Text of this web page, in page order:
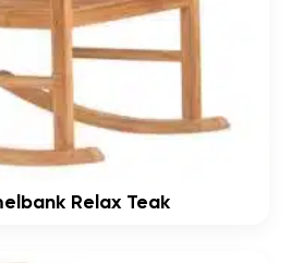
Relax Teak